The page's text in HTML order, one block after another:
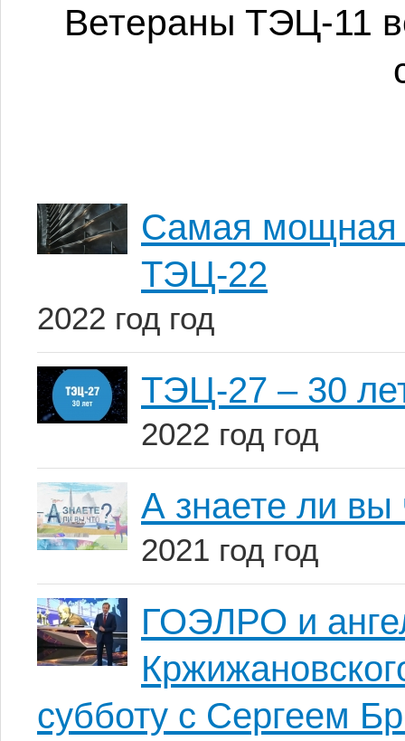
Ветераны ТЭЦ-11
Самая мощная
ТЭЦ-22
2022 год год
ТЭЦ-27 – 30
2022 год год
А знаете ли вы
2021 год год
ГОЭЛРО и
субботу с Сергеем